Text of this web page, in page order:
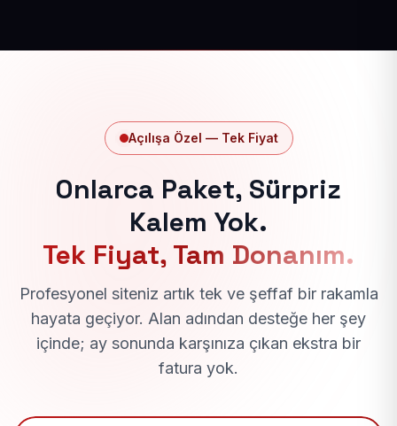
Açılışa Özel — Tek Fiyat
Onlarca Paket, Sürpriz
Kalem Yok.
Tek Fiyat, Tam Donanım.
Profesyonel siteniz artık tek ve şeffaf bir rakamla
hayata geçiyor. Alan adından desteğe her şey
içinde; ay sonunda karşınıza çıkan ekstra bir
fatura yok.